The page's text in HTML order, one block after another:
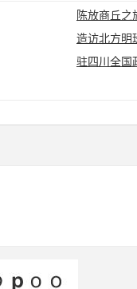
陈放商丘
造访北方
驻四川全国